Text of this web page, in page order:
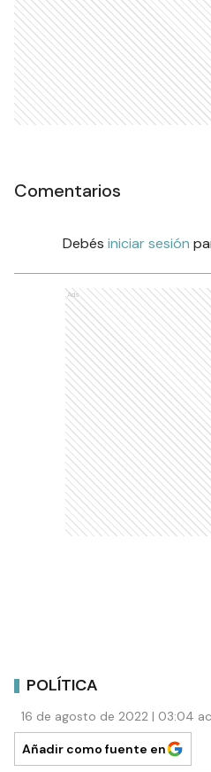
Comentarios
Debés iniciar sesión
Ads
POLÍTICA
16 de agosto de 2022 | 03:04
Añadir como fuente en